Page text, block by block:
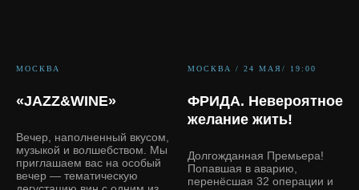
МОСКВА
«JAZZ&WINE»
Вечер, наполненный вкусом,
музыкой и волшебством. Мы
приглашаем вас на особый
вечер — тематическую
МОСКВА / 24 МАЯ/ 19:00
ФРИДА. Невероятное
желание жить!
Долгожданная Премьера!
Попавшая в аварию,
перенёсшая 32 операции и